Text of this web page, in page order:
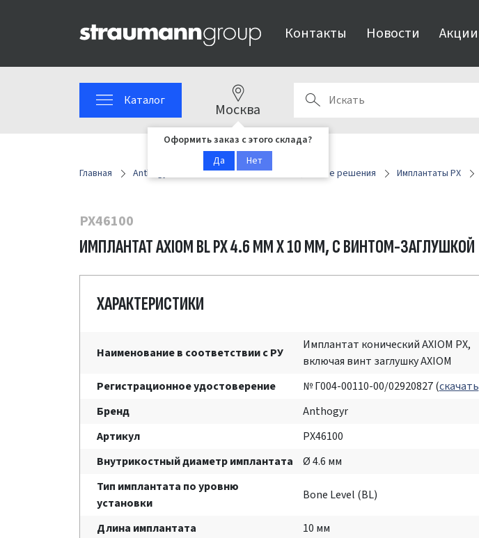
Контакты Новости Акции
Каталог Москва
Оформить заказ с этого склада?
Да
Нет
Главная Anthogyr REG/PX/X3 Имплантационные решения Имплантаты PX
PX46100
ИМПЛАНТАТ AXIOM BL PX 4.6 ММ X 10 ММ, С ВИНТОМ-ЗАГЛУШКОЙ
ХАРАКТЕРИСТИКИ
Наименование в соответствии с РУ
Имплантат конический AXIOM PX,
включая винт заглушку AXIOM
Регистрационное удостоверение
№ Г004-00110-00/02920827 (скачать
Бренд
Anthogyr
Артикул
PX46100
Внутрикостный диаметр имплантата
Ø 4.6 мм
Тип имплантата по уровню
установки
Bone Level (BL)
Длина имплантата
10 мм